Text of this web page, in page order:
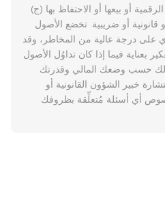
أو بيعها أو الاحتفاظ بها (ج)
قانونية أو ضريبية. تخضع الأصول
على درجة عالية من المخاطر، وقد
بعناية فيما إذا كان تداوُل الأصول
لك حسب وضعك المالي وقدرتك
خبير الشؤون القانونية أو
أي أسئلة مُتعلِّقة بظروفك